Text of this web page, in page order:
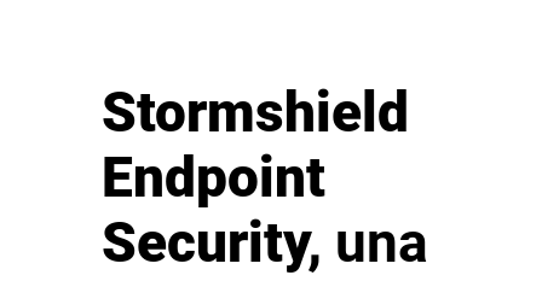
Stormshield
Endpoint
Security, una